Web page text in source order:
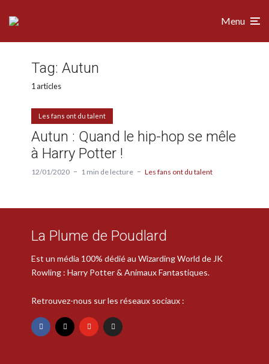
Menu
Tag: Autun
1 articles
Les fans ont du talent
Autun : Quand le hip-hop se mêle
à Harry Potter !
12/01/2020 1 min de lecture Les fans ont du talent
La Plume de Poudlard
Est un média 100% dédié au Wizarding World de JK
Rowling : Harry Potter & Animaux Fantastiques.
Retrouvez-nous sur les réseaux sociaux :